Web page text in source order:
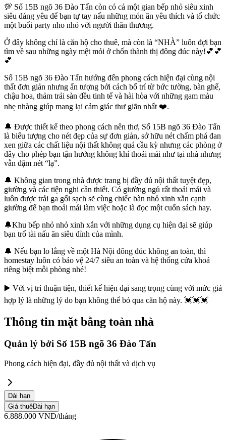
💯 Số 15B ngõ 36 Đào Tấn còn có cả một gian bếp nhỏ siêu xinh
siêu đáng yêu để bạn tự tay nấu những món ăn yêu thích và tổ chức
một buổi party nho nhỏ với người thân thương.
Ở đây không chỉ là căn hộ cho thuê, mà còn là “NHÀ” luôn đợi bạn
tìm về sau những ngày mệt mỏi ở chốn thành thị đông đúc này!💕💕
💕
Số 15B ngõ 36 Đào Tấn hướng đến phong cách hiện đại cùng nội
thất đơn giản nhưng ấn tượng bởi cách bố trí từ bức tường, bàn ghế,
chậu hoa, thảm trải sàn đều tinh tế và hài hòa với những gam màu
nhẹ nhàng giúp mang lại cảm giác thư giãn nhất ❤️.
🔔 Được thiết kế theo phong cách nên thơ, Số 15B ngõ 36 Đào Tấn
là biểu tượng cho nét đẹp của sự đơn giản, sở hữu nét chấm phá đan
xen giữa các chất liệu nội thất không quá cầu kỳ nhưng các phòng ở
đây cho phép bạn tận hưởng không khí thoải mái như tại nhà nhưng
vẫn đậm nét “lạ”.
🔔 Không gian trong nhà được trang bị đầy đủ nội thất tuyệt đẹp,
giường và các tiện nghi cần thiết. Có giường ngủ rất thoải mái và
luôn được trải ga gối sạch sẽ cùng chiếc bàn nhỏ xinh xắn cạnh
giường để bạn thoải mái làm việc hoặc là đọc một cuốn sách hay.
🔔Khu bếp nhỏ nhỏ xinh xắn với những dụng cụ hiện đại sẽ giúp
bạn trổ tài nấu ăn siêu đỉnh của mình.
🔔 Nếu bạn lo lắng về một Hà Nội đông đúc không an toàn, thì
homestay luôn có bảo vệ 24/7 siêu an toàn và hệ thống cửa khoá
riêng biệt mỗi phòng nhé!
▶️ Với vị trí thuận tiện, thiết kế hiện đại sang trọng cùng với mức giá
hợp lý là những lý do bạn không thể bỏ qua căn hộ này. 💓💓💓
Thông tin mặt bằng toàn nhà
Quản lý bởi Số 15B ngõ 36 Đào Tấn
Phong cách hiện đại, đầy đủ nội thất và dịch vụ
Dài hạn
Giá thuêDài hạn
6.888.000 VNĐ/tháng